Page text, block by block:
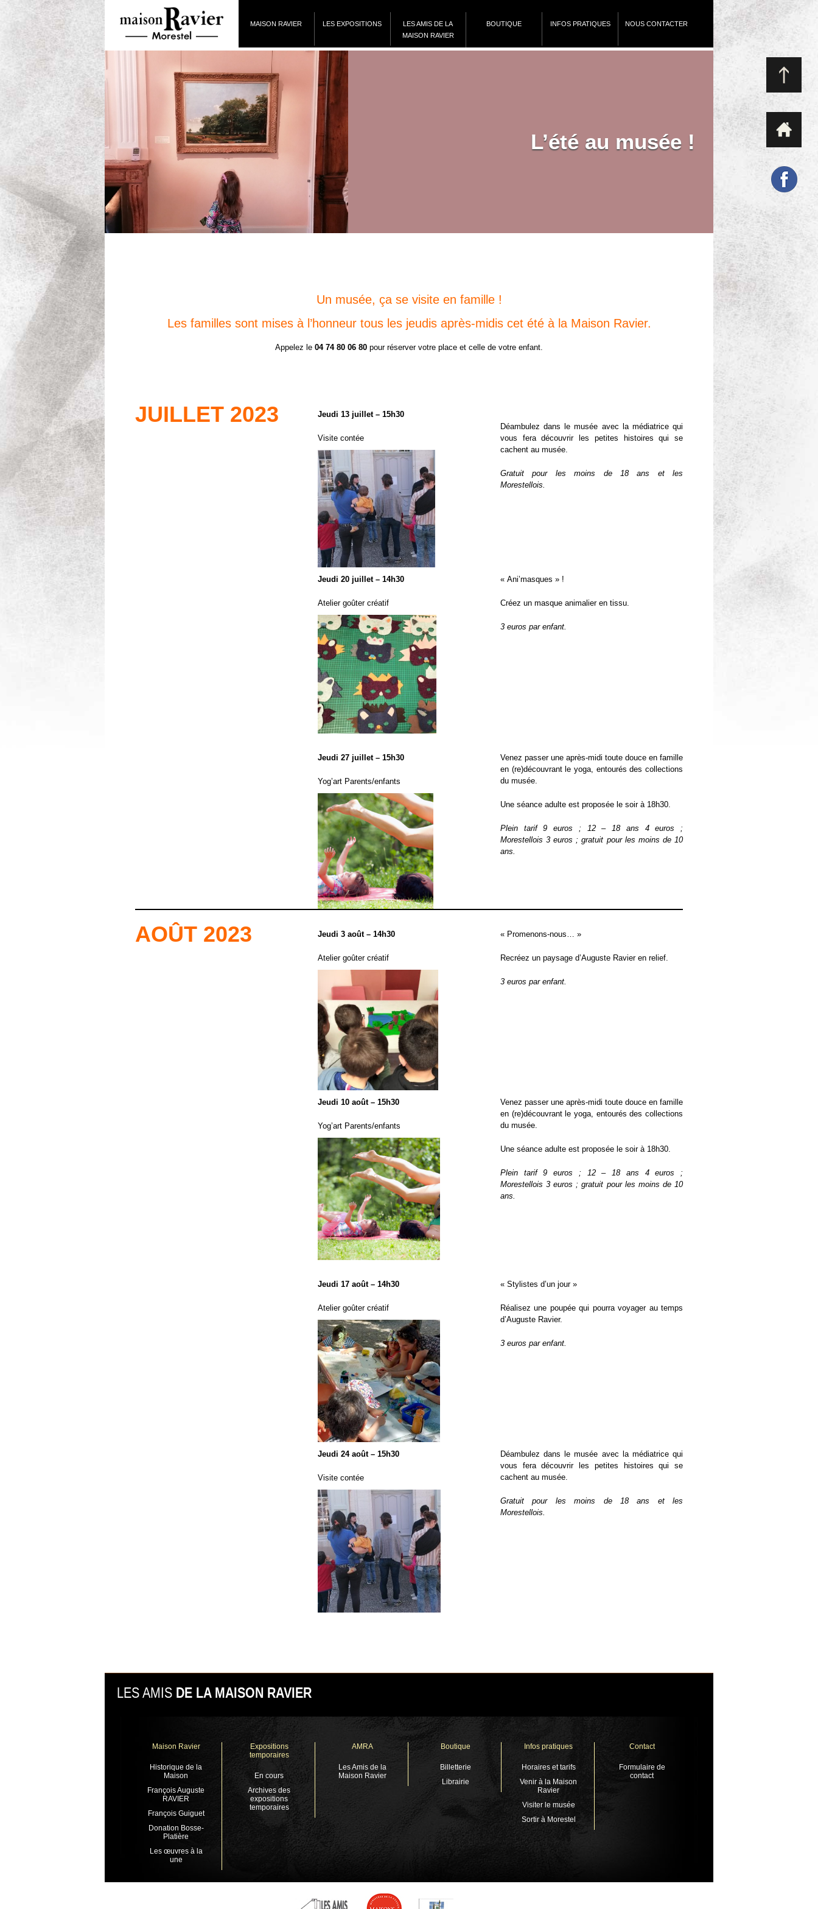
MAISON RAVIER LES EXPOSITIONS
LES AMIS DE LA
MAISON RAVIER
BOUTIQUE INFOS PRATIQUES NOUS CONTACTER
L’été au musée !
Un musée, ça se visite en famille !
Les familles sont mises à l’honneur tous les jeudis après-midis cet été à la Maison Ravier.
Appelez le 04 74 80 06 80 pour réserver votre place et celle de votre enfant.
JUILLET 2023 Jeudi 13 juillet – 15h30
Visite contée
Déambulez dans le musée avec la médiatrice qui
vous fera découvrir les petites histoires qui se
cachent au musée.
Gratuit pour les moins de 18 ans et les
Morestellois.
Jeudi 20 juillet – 14h30
Atelier goûter créatif
« Ani’masques » !
Créez un masque animalier en tissu.
3 euros par enfant.
Jeudi 27 juillet – 15h30
Yog’art Parents/enfants
Venez passer une après-midi toute douce en famille
en (re)découvrant le yoga, entourés des collections
du musée.
Une séance adulte est proposée le soir à 18h30.
Plein tarif 9 euros ; 12 – 18 ans 4 euros ;
Morestellois 3 euros ; gratuit pour les moins de 10
ans.
AOÛT 2023 Jeudi 3 août – 14h30
Atelier goûter créatif
« Promenons-nous… »
Recréez un paysage d’Auguste Ravier en relief.
3 euros par enfant.
Jeudi 10 août – 15h30
Yog’art Parents/enfants
Venez passer une après-midi toute douce en famille
en (re)découvrant le yoga, entourés des collections
du musée.
Une séance adulte est proposée le soir à 18h30.
Plein tarif 9 euros ; 12 – 18 ans 4 euros ;
Morestellois 3 euros ; gratuit pour les moins de 10
ans.
Jeudi 17 août – 14h30
Atelier goûter créatif
« Stylistes d’un jour »
Réalisez une poupée qui pourra voyager au temps
d’Auguste Ravier.
3 euros par enfant.
Jeudi 24 août – 15h30
Visite contée
Déambulez dans le musée avec la médiatrice qui
vous fera découvrir les petites histoires qui se
cachent au musée.
Gratuit pour les moins de 18 ans et les
Morestellois.
LES AMIS DE LA MAISON RAVIER
Maison Ravier
Historique de la
Maison
François Auguste
RAVIER
François Guiguet
Donation Bosse-
Platière
Les œuvres à la
une
Expositions
temporaires
En cours
Archives des
expositions
temporaires
AMRA
Les Amis de la
Maison Ravier
Boutique
Billetterie
Librairie
Infos pratiques
Horaires et tarifs
Venir à la Maison
Ravier
Visiter le musée
Sortir à Morestel
Contact
Formulaire de
contact